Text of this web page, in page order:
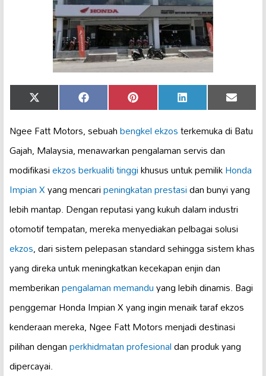
Share
on
X
(Twitter)
Share
on
Facebook Share
on
Pinterest Share
on
LinkedIn Share
on
Email
Ngee Fatt Motors, sebuahbengkel ekzosterkemuka di Batu
Gajah, Malaysia, menawarkan pengalaman servis dan
modifikasiekzos berkualiti tinggikhusus untuk pemilikHonda
Impian Xyang mencaripeningkatan prestasidan bunyi yang
lebih mantap. Dengan reputasi yang kukuh dalam industri
otomotif tempatan, mereka menyediakan pelbagai solusi
ekzos, dari sistem pelepasan standard sehingga sistem khas
yang direka untuk meningkatkan kecekapan enjin dan
memberikanpengalaman memanduyang lebih dinamis. Bagi
penggemar Honda Impian X yang ingin menaik taraf ekzos
kenderaan mereka, Ngee Fatt Motors menjadi destinasi
pilihan denganperkhidmatan profesionaldan produk yang
dipercayai.